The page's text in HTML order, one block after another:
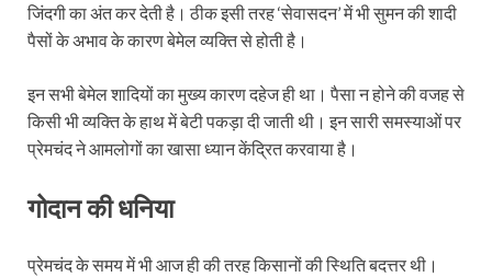
जिंदगी का अंत कर देती है। ठीक इसी तरह ‘सेवासदन’ में भी सुमन की शादी
पैसों के अभाव के कारण बेमेल व्यक्ति से होती है।
इन सभी बेमेल शादियों का मुख्य कारण दहेज ही था। पैसा न होने की वजह से
किसी भी व्यक्ति के हाथ में बेटी पकड़ा दी जाती थी। इन सारी समस्याओं पर
प्रेमचंद ने आमलोगों का खासा ध्यान केंद्रित करवाया है।
गोदान की धनिया
प्रेमचंद के समय में भी आज ही की तरह किसानों की स्थिति बदत्तर थी।